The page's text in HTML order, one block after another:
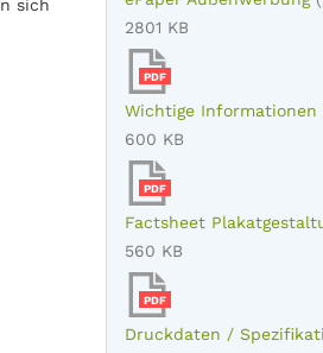
sich
2801 KB
PDF
Wichtige Informationen
600 KB
PDF
Factsheet
560 KB
PDF
Druckdaten /